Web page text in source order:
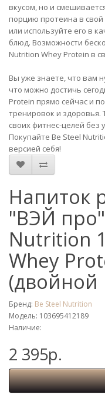
вкусом, но и
порцию протеина в
или используйте его в
блюд. Возможности
Nutrition Whey Protein в
Вы уже знаете, что вам
что можно достичь
Protein прямо сейчас и
тренировок и здоровья.
своих фитнес-целей без
Покупайте Be Steel
версией себя!
Напиток
"ВЭЙ
Nutrition
Whey
Бренд: Be Steel Nutrition
Модель: 103695412189
Наличие:
2 395р.